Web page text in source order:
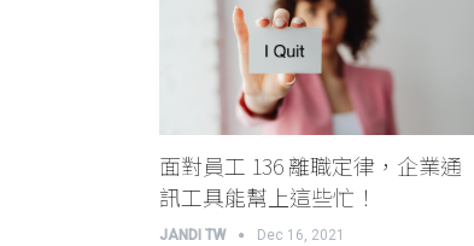
面對員工 136 離職定律，企業通
訊工具能幫上這些忙！
JANDI TW Dec 16, 2021